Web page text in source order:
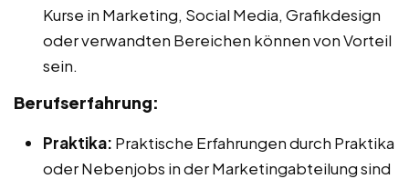
Kurse in Marketing, Social Media, Grafikdesign
oder verwandten Bereichen können von Vorteil
sein.
Berufserfahrung:
Praktika: Praktische Erfahrungen durch Praktika
oder Nebenjobs in der Marketingabteilung sind